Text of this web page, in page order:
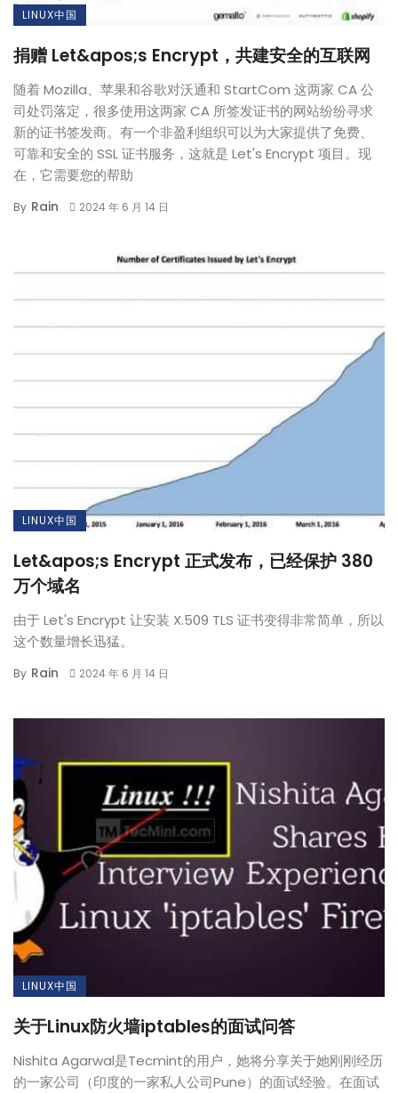
LINUX中国
捐赠 Let&apos;s Encrypt，共建安全的互联网
随着 Mozilla、苹果和谷歌对沃通和 StartCom 这两家 CA 公
司处罚落定，很多使用这两家 CA 所签发证书的网站纷纷寻求
新的证书签发商。有一个非盈利组织可以为大家提供了免费、
可靠和安全的 SSL 证书服务，这就是 Let's Encrypt 项目。现
在，它需要您的帮助
By Rain 2024 年 6 月 14 日
LINUX中国
Let&apos;s Encrypt 正式发布，已经保护 380
万个域名
由于 Let's Encrypt 让安装 X.509 TLS 证书变得非常简单，所以
这个数量增长迅猛。
By Rain 2024 年 6 月 14 日
LINUX中国
关于Linux防火墙iptables的面试问答
Nishita Agarwal是Tecmint的用户，她将分享关于她刚刚经历
的一家公司（印度的一家私人公司Pune）的面试经验。在面试